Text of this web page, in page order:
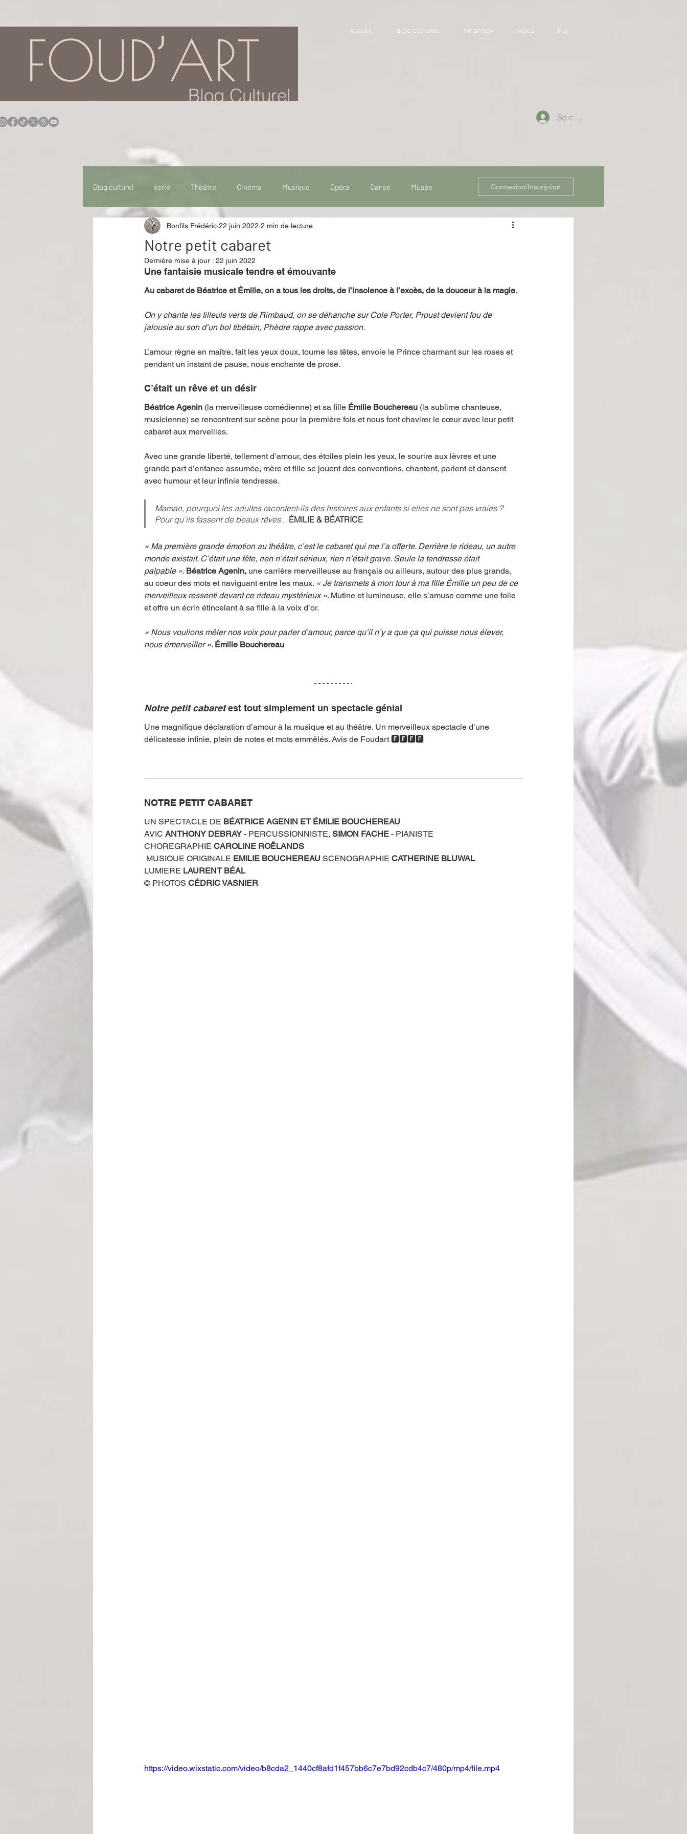
Blog Culturel
ACCUEIL BLOG CULTUREL INTERVIEW VIDEO Plus
Se connecter
Blog culturel serie Théâtre Cinéma Musique Opéra Danse Musée
Idées Sorties Idée de voyage Fooding - Restaurant
Performance Rire Récompense Festival Coup de coeur
Événement Validé par Romane. Spécial Famille Littérature Cirque Interview
Offre spéciale Annuaire Théâtre - Musée Hommage
Connexion/Inscription
Notre petit cabaret
Bonfils Frédéric 22 juin 2022 2 min de lecture
Dernière mise à jour : 22 juin 2022
Une fantaisie musicale tendre et émouvante
Au cabaret de Béatrice et Émilie, on a tous les droits, de l’insolence à l’excès, de la douceur à la magie.
On y chante les tilleuls verts de Rimbaud, on se déhanche sur Cole Porter, Proust devient fou de
jalousie au son d’un bol tibétain, Phèdre rappe avec passion.
L’amour règne en maître, fait les yeux doux, tourne les têtes, envoie le Prince charmant sur les roses et
pendant un instant de pause, nous enchante de prose.
C’était un rêve et un désir
Béatrice Agenin (la merveilleuse comédienne) et sa fille Émilie Bouchereau (la sublime chanteuse,
musicienne) se rencontrent sur scène pour la première fois et nous font chavirer le cœur avec leur petit
cabaret aux merveilles.
Avec une grande liberté, tellement d’amour, des étoiles plein les yeux, le sourire aux lèvres et une
grande part d’enfance assumée, mère et fille se jouent des conventions, chantent, parlent et dansent
avec humour et leur infinie tendresse.
Maman, pourquoi les adultes racontent-ils des histoires aux enfants si elles ne sont pas vraies ?
Pour qu’ils fassent de beaux rêves... ÉMILIE & BÉATRICE
« Ma première grande émotion au théâtre, c’est le cabaret qui me l’a offerte. Derrière le rideau, un autre
monde existait. C’était une fête, rien n’était sérieux, rien n’était grave. Seule la tendresse était
palpable ». Béatrice Agenin, une carrière merveilleuse au français ou ailleurs, autour des plus grands,
au coeur des mots et naviguant entre les maux. « Je transmets à mon tour à ma fille Émilie un peu de ce
merveilleux ressenti devant ce rideau mystérieux ». Mutine et lumineuse, elle s’amuse comme une folle
et offre un écrin étincelant à sa fille à la voix d’or.
« Nous voulions mêler nos voix pour parler d’amour, parce qu’il n’y a que ça qui puisse nous élever,
nous émerveiller ». Émilie Bouchereau
Notre petit cabaret est tout simplement un spectacle génial
Une magnifique déclaration d’amour à la musique et au théâtre. Un merveilleux spectacle d’une
délicatesse infinie, plein de notes et mots emmêlés. Avis de Foudart 🅵🅵🅵🅵
NOTRE PETIT CABARET
UN SPECTACLE DE BÉATRICE AGENIN ET ÉMILIE BOUCHEREAU
AVIC ANTHONY DEBRAY - PERCUSSIONNISTE, SIMON FACHE - PIANISTE
CHOREGRAPHIE CAROLINE ROËLANDS
MUSIOUE ORIGINALE EMILIE BOUCHEREAU SCENOGRAPHIE CATHERINE BLUWAL
LUMIERE LAURENT BÉAL
© PHOTOS CÉDRIC VASNIER
https://video.wixstatic.com/video/b8cda2_1440cf8afd1f457bb6c7e7bd92cdb4c7/480p/mp4/file.mp4